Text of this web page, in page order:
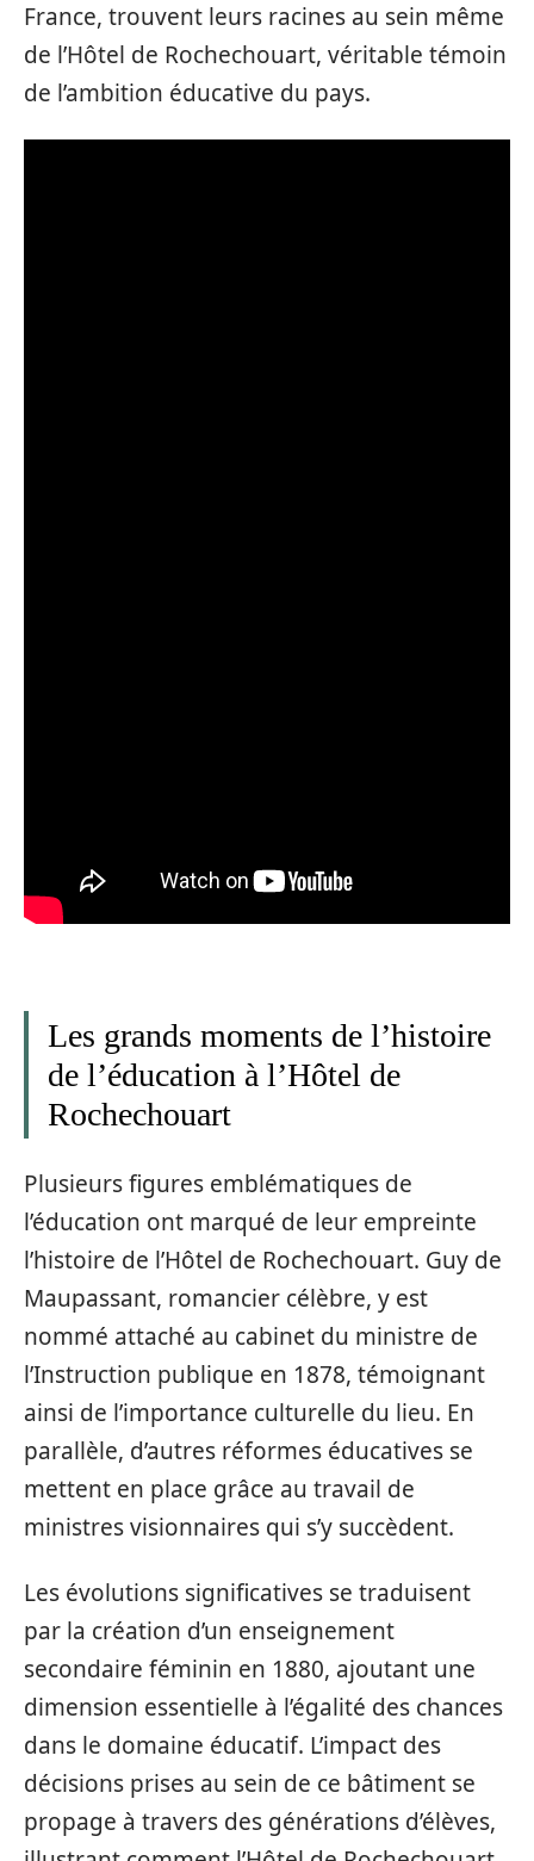
France, trouvent leurs racines au sein même
de l’Hôtel de Rochechouart, véritable témoin
de l’ambition éducative du pays.
Les grands moments de l’histoire
de l’éducation à l’Hôtel de
Rochechouart
Plusieurs figures emblématiques de
l’éducation ont marqué de leur empreinte
l’histoire de l’Hôtel de Rochechouart. Guy de
Maupassant, romancier célèbre, y est
nommé attaché au cabinet du ministre de
l’Instruction publique en 1878, témoignant
ainsi de l’importance culturelle du lieu. En
parallèle, d’autres réformes éducatives se
mettent en place grâce au travail de
ministres visionnaires qui s’y succèdent.
Les évolutions significatives se traduisent
par la création d’un enseignement
secondaire féminin en 1880, ajoutant une
dimension essentielle à l’égalité des chances
dans le domaine éducatif. L’impact des
décisions prises au sein de ce bâtiment se
propage à travers des générations d’élèves,